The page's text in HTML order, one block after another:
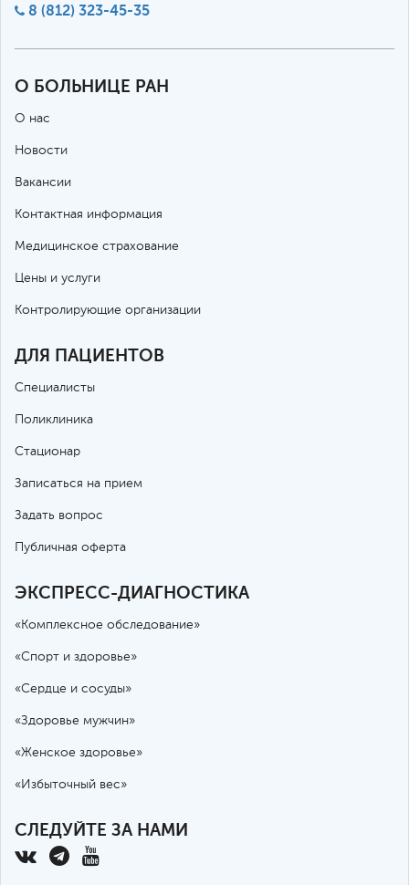
8 (812) 323-45-35
О БОЛЬНИЦЕ РАН
О нас
Новости
Вакансии
Контактная информация
Медицинское страхование
Цены и услуги
Контролирующие организации
ДЛЯ ПАЦИЕНТОВ
Специалисты
Поликлиника
Стационар
Записаться на прием
Задать вопрос
Публичная оферта
ЭКСПРЕСС-ДИАГНОСТИКА
«Комплексное обследование»
«Спорт и здоровье»
«Сердце и сосуды»
«Здоровье мужчин»
«Женское здоровье»
«Избыточный вес»
СЛЕДУЙТЕ ЗА НАМИ